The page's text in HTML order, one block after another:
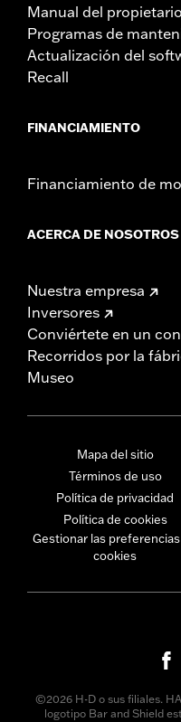
Manual del propietario
Programas de
Actualización del
Recall
FINANCIAMIENTO
Financiamiento de
ACERCA DE NOSOTROS
Nuestra empresa
Inversores
Conviértete en un
Recorridos por la
Museo
Mapa del sitio
Términos de uso
Política de privacidad
Política de cookies
Gestionar las
cookies
©2026 H-D o sus filiales.
logotipo Bar and Shield